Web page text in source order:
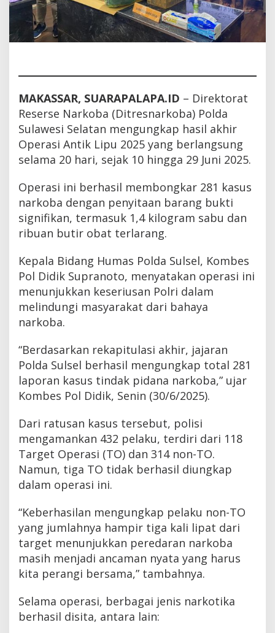
MAKASSAR, SUARAPALAPA.ID – Direktorat
Reserse Narkoba (Ditresnarkoba) Polda
Sulawesi Selatan mengungkap hasil akhir
Operasi Antik Lipu 2025 yang berlangsung
selama 20 hari, sejak 10 hingga 29 Juni 2025.
Operasi ini berhasil membongkar 281 kasus
narkoba dengan penyitaan barang bukti
signifikan, termasuk 1,4 kilogram sabu dan
ribuan butir obat terlarang.
Kepala Bidang Humas Polda Sulsel, Kombes
Pol Didik Supranoto, menyatakan operasi ini
menunjukkan keseriusan Polri dalam
melindungi masyarakat dari bahaya
narkoba.
“Berdasarkan rekapitulasi akhir, jajaran
Polda Sulsel berhasil mengungkap total 281
laporan kasus tindak pidana narkoba,” ujar
Kombes Pol Didik, Senin (30/6/2025).
Dari ratusan kasus tersebut, polisi
mengamankan 432 pelaku, terdiri dari 118
Target Operasi (TO) dan 314 non-TO.
Namun, tiga TO tidak berhasil diungkap
dalam operasi ini.
“Keberhasilan mengungkap pelaku non-TO
yang jumlahnya hampir tiga kali lipat dari
target menunjukkan peredaran narkoba
masih menjadi ancaman nyata yang harus
kita perangi bersama,” tambahnya.
Selama operasi, berbagai jenis narkotika
berhasil disita, antara lain: